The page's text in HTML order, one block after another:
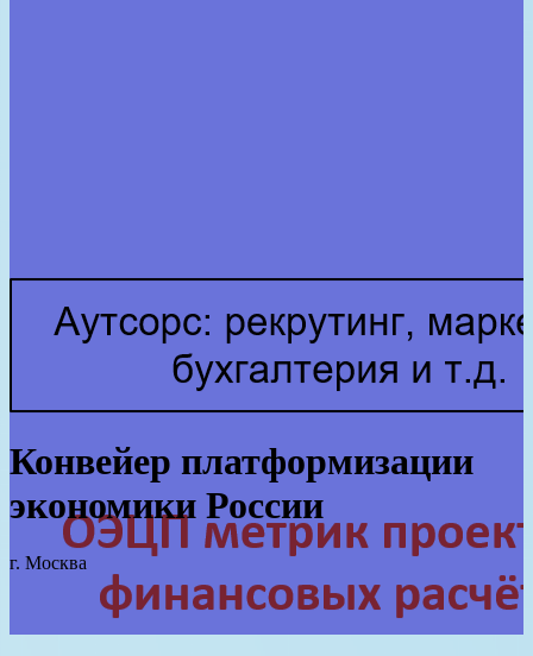
Конвейер платформизации
экономики России
г. Москва